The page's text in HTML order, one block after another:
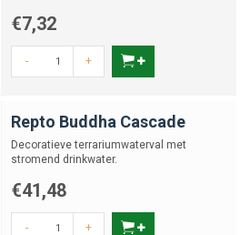
€7,32
- +
Repto Buddha Cascade
Decoratieve terrariumwaterval met
stromend drinkwater.
€41,48
- +